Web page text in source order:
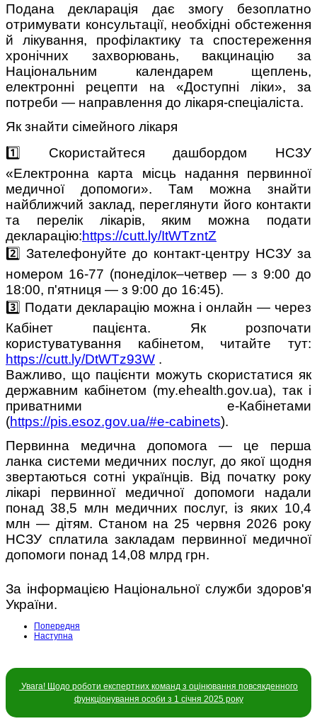
Подана декларація дає змогу безоплатно
отримувати консультації, необхідні обстеження
й лікування, профілактику та спостереження
хронічних захворювань, вакцинацію за
Національним календарем щеплень,
електронні рецепти на «Доступні ліки», за
потреби — направлення до лікаря-спеціаліста.
Як знайти сімейного лікаря
1️⃣ Скористайтеся дашбордом НСЗУ
«Електронна карта місць надання первинної
медичної допомоги». Там можна знайти
найближчий заклад, переглянути його контакти
та перелік лікарів, яким можна подати
декларацію:https://cutt.ly/ItWTzntZ
2️⃣ Зателефонуйте до контакт-центру НСЗУ за
номером 16-77 (понеділок–четвер — з 9:00 до
18:00, п'ятниця — з 9:00 до 16:45).
3️⃣ Подати декларацію можна і онлайн — через
Кабінет пацієнта. Як розпочати
користуватування кабінетом, читайте тут:
https://cutt.ly/DtWTz93W .
Важливо, що пацієнти можуть скористатися як
державним кабінетом (my.ehealth.gov.ua), так і
приватними е-Кабінетами
(https://pis.esoz.gov.ua/#e-cabinets).
Первинна медична допомога — це перша
ланка системи медичних послуг, до якої щодня
звертаються сотні українців. Від початку року
лікарі первинної медичної допомоги надали
понад 38,5 млн медичних послуг, із яких 10,4
млн — дітям. Станом на 25 червня 2026 року
НСЗУ сплатила закладам первинної медичної
допомоги понад 14,08 млрд грн.
За інформацією Національної служби здоров'я
України.
Попередня
Наступна
Увага! Щодо роботи експертних команд з оцінювання повсякденного
функціонування особи з 1 січня 2025 року